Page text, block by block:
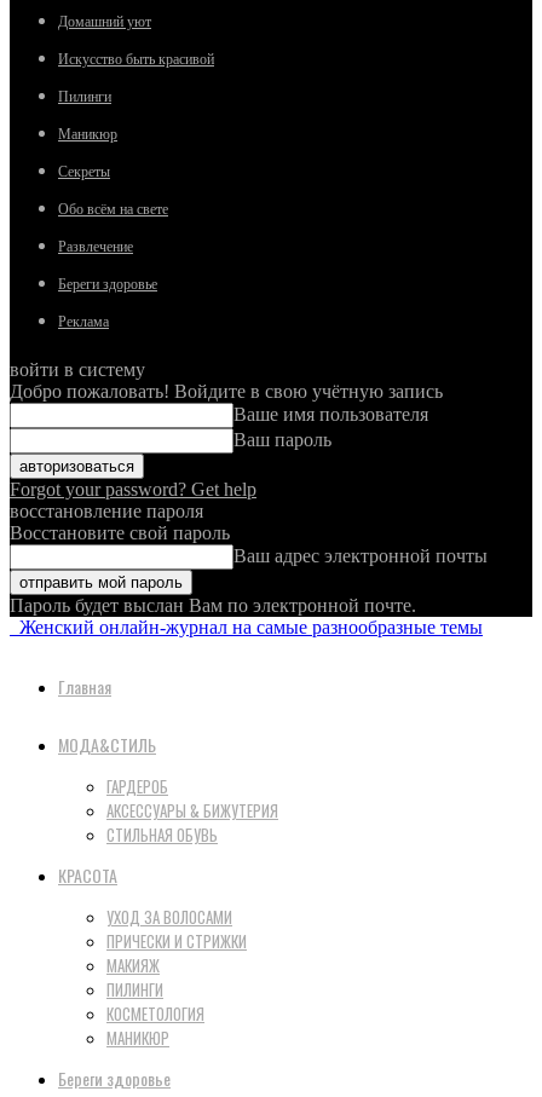
Домашний уют
Искусство быть красивой
Пилинги
Маникюр
Секреты
Обо всём на свете
Развлечение
Береги здоровье
Реклама
войти в систему
Добро пожаловать! Войдите в свою учётную запись
Ваше имя пользователя
Ваш пароль
Forgot your password? Get help
восстановление пароля
Восстановите свой пароль
Ваш адрес электронной почты
Пароль будет выслан Вам по электронной почте.
Женский онлайн-журнал на самые разнообразные темы
Главная
МОДА&СТИЛЬ
ГАРДЕРОБ
АКСЕССУАРЫ & БИЖУТЕРИЯ
СТИЛЬНАЯ ОБУВЬ
КРАСОТА
УХОД ЗА ВОЛОСАМИ
ПРИЧЕСКИ И СТРИЖКИ
МАКИЯЖ
ПИЛИНГИ
КОСМЕТОЛОГИЯ
МАНИКЮР
Береги здоровье